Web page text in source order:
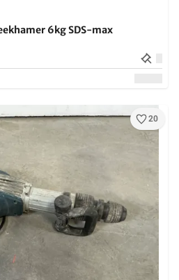
2021 Bosch GSH 5 CE Breekhamer 6kg SDS-max
20